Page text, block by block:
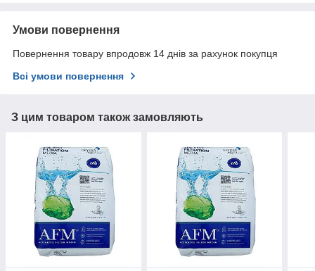
Умови повернення
Повернення товару впродовж 14 днів за рахунок покупця
Всі умови повернення
З цим товаром також замовляють